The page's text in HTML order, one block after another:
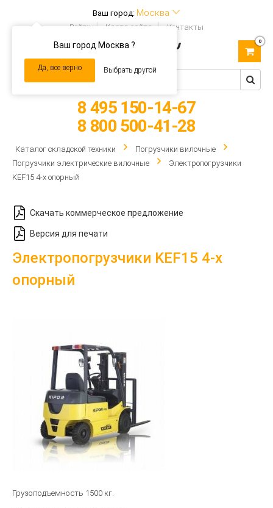
Ваш город: Москва
Ваш город Москва ?
Да, все верно Выбрать другой
Войти Карта сайта Контакты
navigation
0
8 495 150-14-67
8 800 500-41-28
Каталог складской техники
Погрузчики вилочные
Погрузчики электрические вилочные
Электропогрузчики
KEF15 4-х опорный
Скачать коммерческое предложение
Версия для печати
Электропогрузчики KEF15 4-х
опорный
Грузоподъемность 1500 кг.